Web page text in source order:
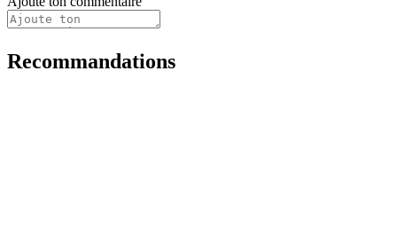
Recommandations